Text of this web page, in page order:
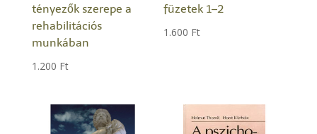
tényezők szerepe a
rehabilitációs
munkában
1.200 Ft
füzetek 1–2
1.600 Ft